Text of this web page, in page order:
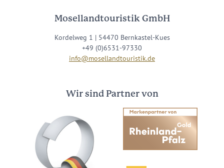
Mosellandtouristik GmbH
Kordelweg 1 | 54470 Bernkastel-Kues
+49 (0)6531-97330
info@mosellandtouristik.de
Wir sind Partner von